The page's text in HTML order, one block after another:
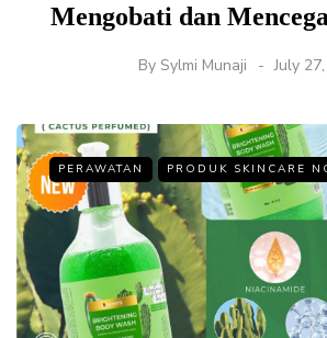
Mengobati dan
By Sylmi Munaji July
PERAWATAN PRODUK SKINCARE